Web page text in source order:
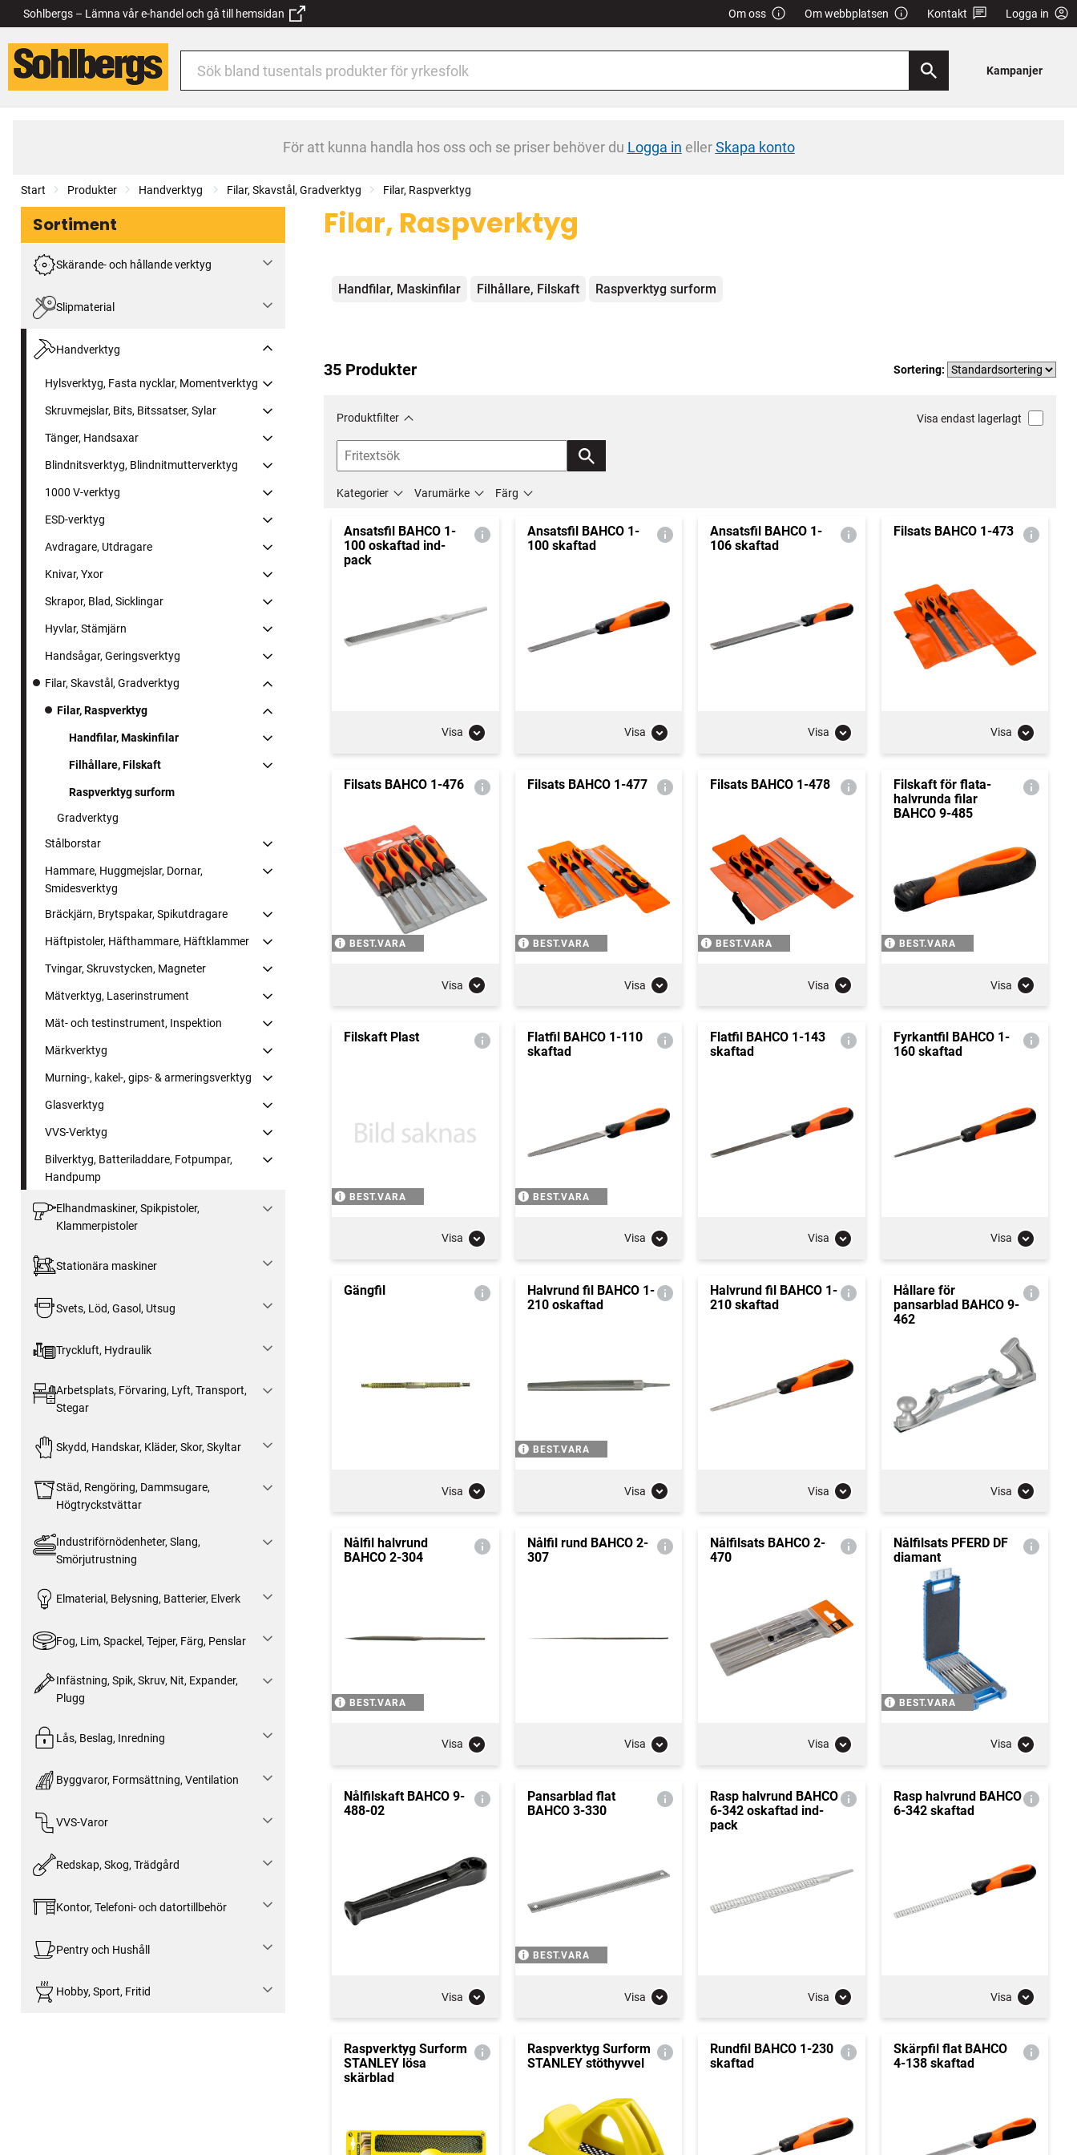
Sohlbergs – Lämna vår e-handel och gå till hemsidan Om oss Om webbplatsen Kontakt Logga in
Kampanjer
För att kunna handla hos oss och se priser behöver du Logga in ellerSkapa konto
Start Produkter Handverktyg Filar, Skavstål, Gradverktyg Filar, Raspverktyg
Sortiment
Skärande- och hållande verktyg
Slipmaterial
Handverktyg
Hylsverktyg, Fasta nycklar, Momentverktyg
Skruvmejslar, Bits, Bitssatser, Sylar
Tänger, Handsaxar
Blindnitsverktyg, Blindnitmutterverktyg
1000 V-verktyg
ESD-verktyg
Avdragare, Utdragare
Knivar, Yxor
Skrapor, Blad, Sicklingar
Hyvlar, Stämjärn
Handsågar, Geringsverktyg
Filar, Skavstål, Gradverktyg
Filar, Raspverktyg
Handfilar, Maskinfilar
Filhållare, Filskaft
Raspverktyg surform
Gradverktyg
Stålborstar
Hammare, Huggmejslar, Dornar,
Smidesverktyg
Bräckjärn, Brytspakar, Spikutdragare
Häftpistoler, Häfthammare, Häftklammer
Tvingar, Skruvstycken, Magneter
Mätverktyg, Laserinstrument
Mät- och testinstrument, Inspektion
Märkverktyg
Murning-, kakel-, gips- & armeringsverktyg
Glasverktyg
VVS-Verktyg
Bilverktyg, Batteriladdare, Fotpumpar,
Handpump
Elhandmaskiner, Spikpistoler,
Klammerpistoler
Stationära maskiner
Svets, Löd, Gasol, Utsug
Tryckluft, Hydraulik
Arbetsplats, Förvaring, Lyft, Transport,
Stegar
Skydd, Handskar, Kläder, Skor, Skyltar
Städ, Rengöring, Dammsugare,
Högtryckstvättar
Industriförnödenheter, Slang,
Smörjutrustning
Elmaterial, Belysning, Batterier, Elverk
Fog, Lim, Spackel, Tejper, Färg, Penslar
Infästning, Spik, Skruv, Nit, Expander,
Plugg
Lås, Beslag, Inredning
Byggvaror, Formsättning, Ventilation
VVS-Varor
Redskap, Skog, Trädgård
Kontor, Telefoni- och datortillbehör
Pentry och Hushåll
Hobby, Sport, Fritid
Filar, Raspverktyg
Kategorier
Handfilar, Maskinfilar Filhållare, Filskaft Raspverktyg surform
35 Produkter Sortering:
Produktfilter Visa endast lagerlagt
Kategorier Varumärke Färg
Ansatsfil BAHCO 1-
100 oskaftad ind-
pack
Visa
Ansatsfil BAHCO 1-
100 skaftad
Visa
Ansatsfil BAHCO 1-
106 skaftad
Visa
Filsats BAHCO 1-473
Visa
Filsats BAHCO 1-476
BEST.VARA
Visa
Filsats BAHCO 1-477
BEST.VARA
Visa
Filsats BAHCO 1-478
BEST.VARA
Visa
Filskaft för flata-
halvrunda filar
BAHCO 9-485
BEST.VARA
Visa
Filskaft Plast
BEST.VARA
Visa
Flatfil BAHCO 1-110
skaftad
BEST.VARA
Visa
Flatfil BAHCO 1-143
skaftad
Visa
Fyrkantfil BAHCO 1-
160 skaftad
Visa
Gängfil
Visa
Halvrund fil BAHCO 1-
210 oskaftad
BEST.VARA
Visa
Halvrund fil BAHCO 1-
210 skaftad
Visa
Hållare för
pansarblad BAHCO 9-
462
Visa
Nålfil halvrund
BAHCO 2-304
BEST.VARA
Visa
Nålfil rund BAHCO 2-
307
Visa
Nålfilsats BAHCO 2-
470
Visa
Nålfilsats PFERD DF
diamant
BEST.VARA
Visa
Nålfilskaft BAHCO 9-
488-02
Visa
Pansarblad flat
BAHCO 3-330
BEST.VARA
Visa
Rasp halvrund BAHCO
6-342 oskaftad ind-
pack
Visa
Rasp halvrund BAHCO
6-342 skaftad
Visa
Raspverktyg Surform
STANLEY lösa
skärblad
Raspverktyg Surform
STANLEY stöthyvvel
Rundfil BAHCO 1-230
skaftad
Skärpfil flat BAHCO
4-138 skaftad